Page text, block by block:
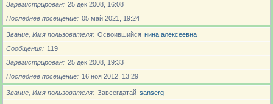
Зарегистрирован
25 дек 2008, 16:08
Последнее посещение
05 май 2021, 19:24
Звание, Имя пользователя Освоившийся нина алексеевна
Сообщения
119
Зарегистрирован
25 дек 2008, 19:33
Последнее посещение
16 ноя 2012, 13:29
Звание, Имя пользователя Завсегдатай sanserg